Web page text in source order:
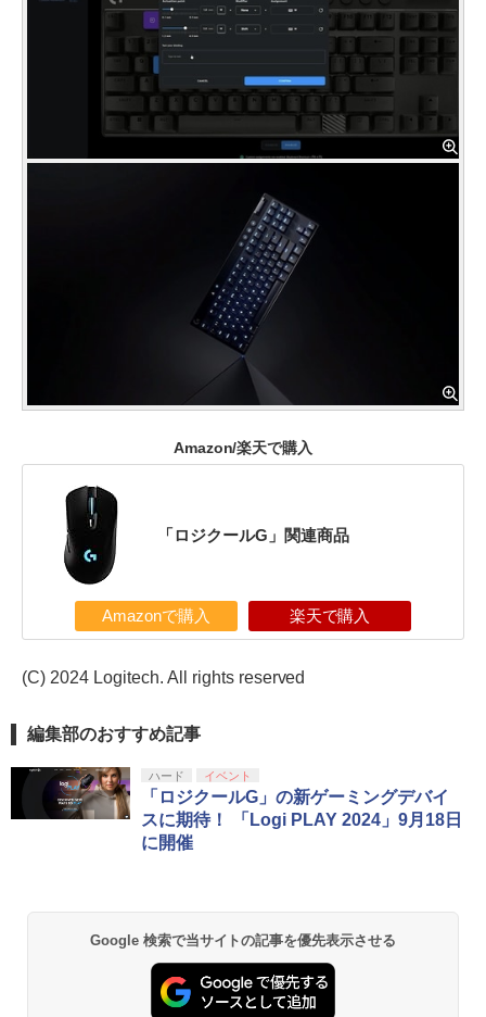
Amazon/楽天で購入
「ロジクールG」関連商品
Amazonで購入 楽天で購入
(C) 2024 Logitech. All rights reserved
編集部のおすすめ記事
ハード イベント
「ロジクールG」の新ゲーミングデバイ
スに期待！ 「Logi PLAY 2024」9月18日
に開催
Google 検索で当サイトの記事を優先表示させる